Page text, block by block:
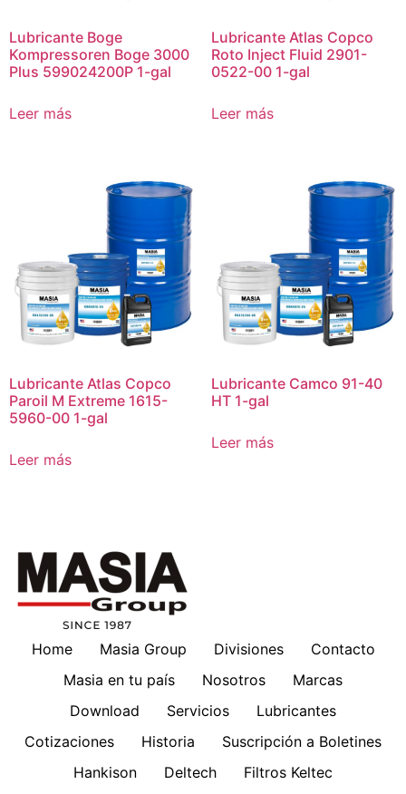
Lubricante Boge
Kompressoren Boge 3000
Plus 599024200P 1-gal
Leer más
Lubricante Atlas Copco
Roto Inject Fluid 2901-
0522-00 1-gal
Leer más
Lubricante Atlas Copco
Paroil M Extreme 1615-
5960-00 1-gal
Leer más
Lubricante Camco 91-40
HT 1-gal
Leer más
Home Masia Group Divisiones
Contacto
Masia en tu país
Nosotros
Marcas
Download
Servicios
Lubricantes
Cotizaciones
Historia
Suscripción a Boletines
Hankison
Deltech
Filtros Keltec